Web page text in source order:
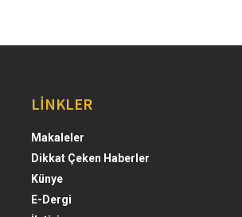
LİNKLER
Makaleler
Dikkat Çeken Haberler
Künye
E-Dergi